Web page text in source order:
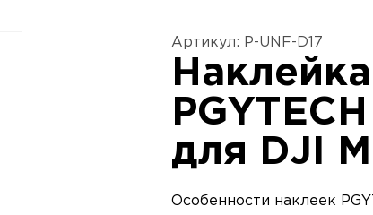
Артикул: P-UNF-D17
для DJI
Особенности наклеек